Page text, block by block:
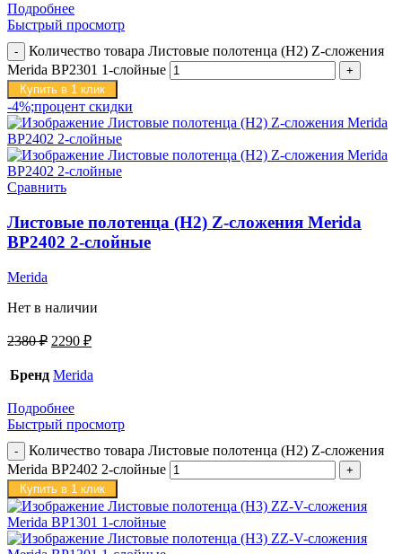
Подробнее
Быстрый просмотр
Количество товара Листовые полотенца (H2) Z-сложения
Merida BP2301 1-слойные
Купить в 1 клик
-4%;процент скидки
Сравнить
Листовые полотенца (H2) Z-сложения Merida
BP2402 2-слойные
Merida
Нет в наличии
2380₽ 2290 ₽
Бренд Merida
Подробнее
Быстрый просмотр
Количество товара Листовые полотенца (H2) Z-сложения
Merida BP2402 2-слойные
Купить в 1 клик